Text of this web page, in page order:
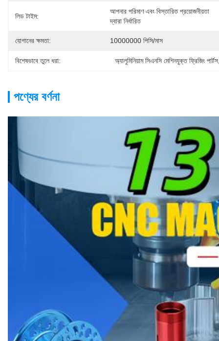
লিড টাইম:
আপনার পরিমাণ এবং বিস্তারিত প্রয়োজনীয়তা
দ্বারা নির্ধারিত
যোগানের ক্ষমতা: 10000000 পিসি/মাস
বিশেষভাবে তুলে ধরা: অ্যালুমিনিয়াম সিএনসি মেশিনযুক্ত ফ্রিজিং পার্টস
পণ্যের বর্ণনা